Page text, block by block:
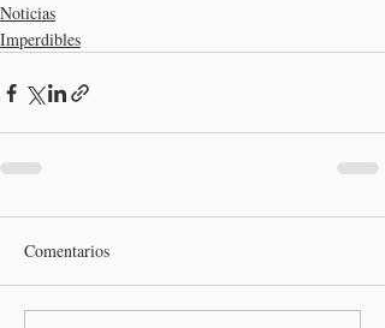
Noticias
Imperdibles
Comentarios